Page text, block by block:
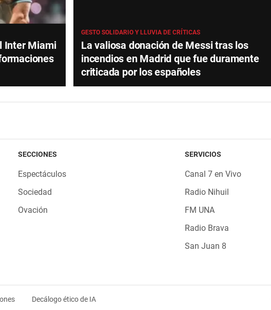
Inter Miami
GESTO SOLIDARIO Y LLUVIA DE CRÍTICAS
La valiosa donación de Messi tras los
incendios en Madrid que fue duramente
criticada por los españoles
SECCIONES
Espectáculos
Sociedad
Ovación
SERVICIOS
Canal 7 en Vivo
Radio Nihuil
FM UNA
Radio Brava
San Juan 8
Decálogo ético de IA